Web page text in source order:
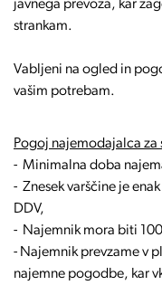
javnega prevoza, kar
strankam.
Vabljeni na ogled in
vašim potrebam.
Pogoj najemodajalca za
- Minimalna doba
- Znesek varščine je
DDV,
- Najemnik mora biti
- Najemnik prevzame v
najemne pogodbe, kar